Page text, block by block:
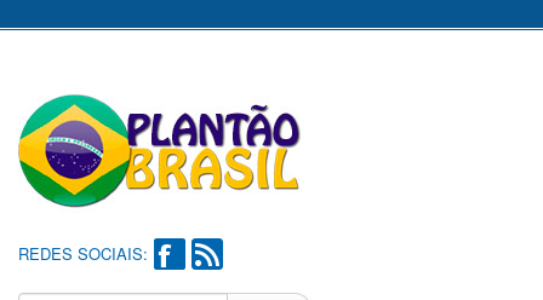
REDES SOCIAIS: